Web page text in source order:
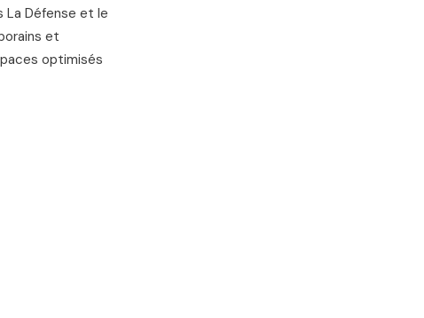
La Défense et le
et
optimisés